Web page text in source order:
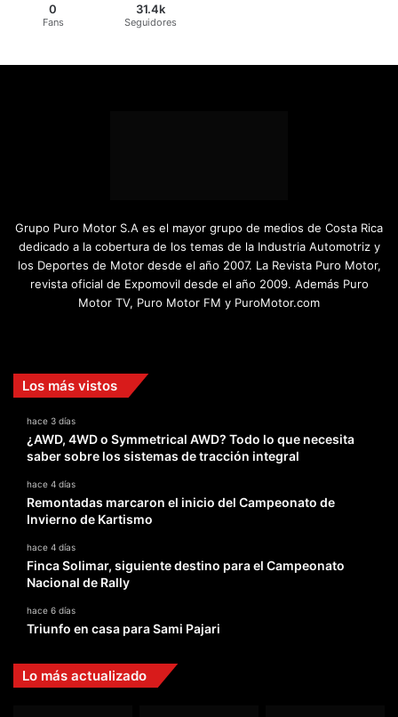
0
Fans
31.4k
Seguidores
Grupo Puro Motor S.A es el mayor grupo de medios de Costa Rica
dedicado a la cobertura de los temas de la Industria Automotriz y
los Deportes de Motor desde el año 2007. La Revista Puro Motor,
revista oficial de Expomovil desde el año 2009. Además Puro
Motor TV, Puro Motor FM y PuroMotor.com
Los más vistos
hace 3 días
¿AWD, 4WD o Symmetrical AWD? Todo lo que necesita
saber sobre los sistemas de tracción integral
hace 4 días
Remontadas marcaron el inicio del Campeonato de
Invierno de Kartismo
hace 4 días
Finca Solimar, siguiente destino para el Campeonato
Nacional de Rally
hace 6 días
Triunfo en casa para Sami Pajari
Lo más actualizado